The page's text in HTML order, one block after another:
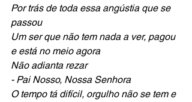
Por trás de toda essa angústia que se
passou
Um ser que não tem nada a ver, pagou
e está no meio agora
Não adianta rezar
- Pai Nosso, Nossa Senhora
O tempo tá difícil, orgulho não se tem e